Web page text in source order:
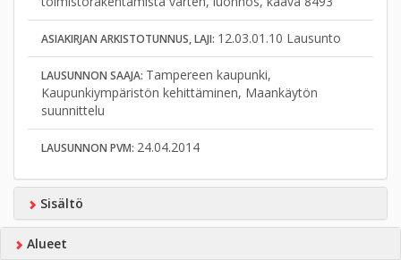
ASIAKIRJAN ARKISTOTUNNUS, LAJI: 12.03.01.10 Lausunto
LAUSUNNON SAAJA: Tampereen kaupunki,
Kaupunkiympäristön kehittäminen, Maankäytön
suunnittelu
LAUSUNNON PVM: 24.04.2014
Sisältö
Alueet